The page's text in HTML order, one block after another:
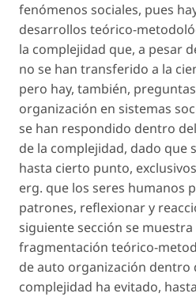
fenómenos sociales, pues
desarrollos teórico-
la complejidad que, a pesar
no se han transferido a la
pero hay, también,
organización en sistemas
se han respondido dentro
de la complejidad, dado que
hasta cierto punto,
erg. que los seres humanos
patrones, reflexionar y
siguiente sección se muestra
fragmentación teórico-
de auto organización dentro
complejidad ha evitado,